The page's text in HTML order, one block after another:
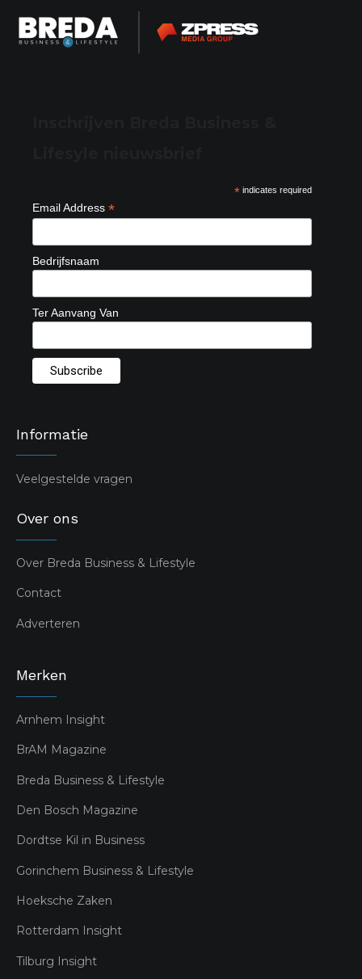
*indicates required
Email Address *
Bedrijfsnaam
Ter Aanvang Van
Informatie
Veelgestelde vragen
Over ons
Over Breda Business & Lifestyle
Contact
Adverteren
Merken
Arnhem Insight
BrAM Magazine
Breda Business & Lifestyle
Den Bosch Magazine
Dordtse Kil in Business
Gorinchem Business & Lifestyle
Hoeksche Zaken
Rotterdam Insight
Tilburg Insight